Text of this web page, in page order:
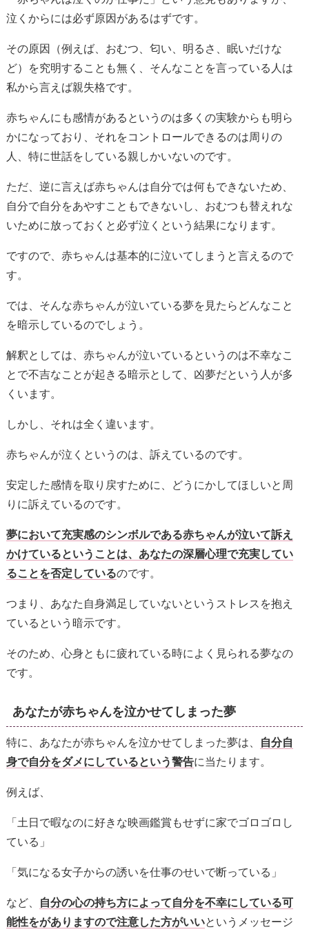
泣くからには必ず原因があるはずです。
その原因（例えば、おむつ、匂い、明るさ、眠いだけな
ど）を究明することも無く、そんなことを言っている人は
私から言えば親失格です。
赤ちゃんにも感情があるというのは多くの実験からも明ら
かになっており、それをコントロールできるのは周りの
人、特に世話をしている親しかいないのです。
ただ、逆に言えば赤ちゃんは自分では何もできないため、
自分で自分をあやすこともできないし、おむつも替えれな
いために放っておくと必ず泣くという結果になります。
ですので、赤ちゃんは基本的に泣いてしまうと言えるので
す。
では、そんな赤ちゃんが泣いている夢を見たらどんなこと
を暗示しているのでしょう。
解釈としては、赤ちゃんが泣いているというのは不幸なこ
とで不吉なことが起きる暗示として、凶夢だという人が多
くいます。
しかし、それは全く違います。
赤ちゃんが泣くというのは、訴えているのです。
安定した感情を取り戻すために、どうにかしてほしいと周
りに訴えているのです。
夢において充実感のシンボルである赤ちゃんが泣いて訴え
かけているということは、あなたの深層心理で充実してい
ることを否定しているのです。
つまり、あなた自身満足していないというストレスを抱え
ているという暗示です。
そのため、心身ともに疲れている時によく見られる夢なの
です。
あなたが赤ちゃんを泣かせてしまった夢
特に、あなたが赤ちゃんを泣かせてしまった夢は、
自分自
身で自分をダメにしているという警告に当たります。
例えば、
「土日で暇なのに好きな映画鑑賞もせずに家でゴロゴロし
ている」
「気になる女子からの誘いを仕事のせいで断っている」
など、
自分の心の持ち方によって自分を不幸にしている可
能性をがありますので注意した方がいいというメッセージ